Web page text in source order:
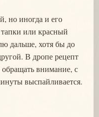
но иногда и его
или красный
дальше, хотя бы до
В дропе рецепт
внимание, с
выспайливается.